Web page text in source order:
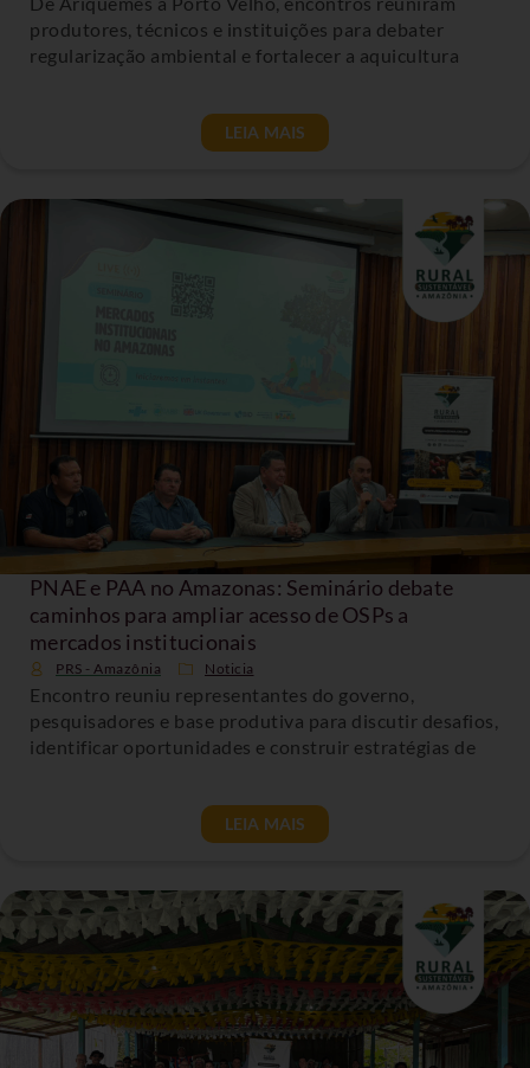
produtores, técnicos e instituições para debater
regularização ambiental e fortalecer a aquicultura
LEIA MAIS
PNAE e PAA no Amazonas: Seminário debate
caminhos para ampliar acesso de OSPs a
mercados institucionais
PRS - Amazônia Noticia
Encontro reuniu representantes do governo,
pesquisadores e base produtiva para discutir desafios,
identificar oportunidades e construir estratégias de
LEIA MAIS